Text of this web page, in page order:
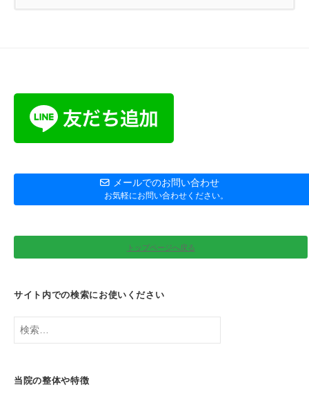
メールでのお問い合わせ
お気軽にお問い合わせください。
トップページへ戻る
サイト内での検索にお使いください
検
索:
当院の整体や特徴